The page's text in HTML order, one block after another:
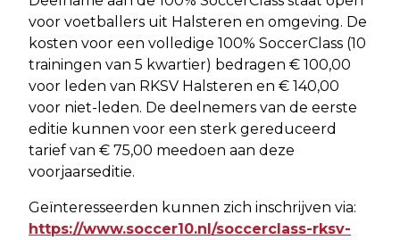
voor voetballers uit Halsteren en omgeving. De
kosten voor een volledige 100% SoccerClass (10
trainingen van 5 kwartier) bedragen € 100,00
voor leden van RKSV Halsteren en € 140,00
voor niet-leden. De deelnemers van de eerste
editie kunnen voor een sterk gereduceerd
tarief van € 75,00 meedoen aan deze
voorjaarseditie.
Geïnteresseerden kunnen zich inschrijven via:
https://www.soccer10.nl/soccerclass-rksv-